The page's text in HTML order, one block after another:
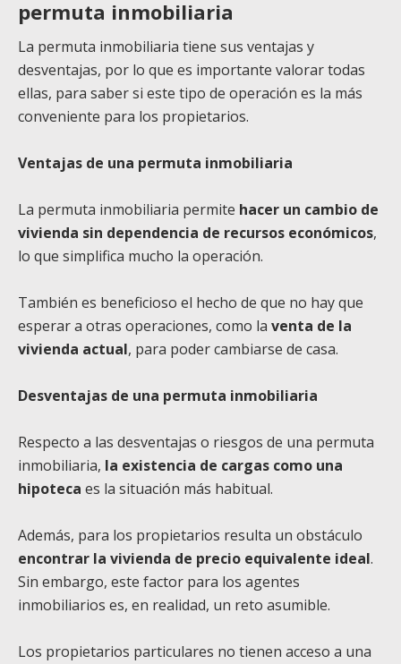
permuta inmobiliaria
La permuta inmobiliaria tiene sus ventajas y
desventajas, por lo que es importante valorar todas
ellas, para saber si este tipo de operación es la más
conveniente para los propietarios.
Ventajas de una permuta inmobiliaria
La permuta inmobiliaria permite hacer un cambio de
vivienda sin dependencia de recursos económicos,
lo que simplifica mucho la operación.
También es beneficioso el hecho de que no hay que
esperar a otras operaciones, como la venta de la
vivienda actual, para poder cambiarse de casa.
Desventajas de una permuta inmobiliaria
Respecto a las desventajas o riesgos de una permuta
inmobiliaria, la existencia de cargas como una
hipoteca es la situación más habitual.
Además, para los propietarios resulta un obstáculo
encontrar la vivienda de precio equivalente ideal.
Sin embargo, este factor para los agentes
inmobiliarios es, en realidad, un reto asumible.
Los propietarios particulares no tienen acceso a una